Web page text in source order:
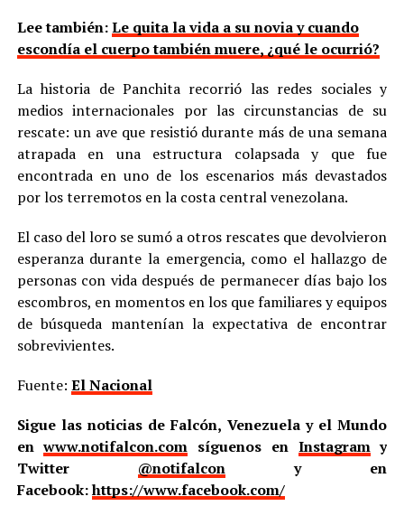
Lee también:Le quita la vida a su novia y cuando
escondía el cuerpo también muere, ¿qué le ocurrió?
La historia de Panchita recorrió las redes sociales y
medios internacionales por las circunstancias de su
rescate: un ave que resistió durante más de una semana
atrapada en una estructura colapsada y que fue
encontrada en uno de los escenarios más devastados
por los terremotos en la costa central venezolana.
El caso del loro se sumó a otros rescates que devolvieron
esperanza durante la emergencia, como el hallazgo de
personas con vida después de permanecer días bajo los
escombros, en momentos en los que familiares y equipos
de búsqueda mantenían la expectativa de encontrar
sobrevivientes.
Fuente: El Nacional
Sigue las noticias de Falcón, Venezuela y el Mundo
enwww.notifalcon.com síguenos en Instagramy
Twitter @notifalcony en
Facebook:https://www.facebook.com/